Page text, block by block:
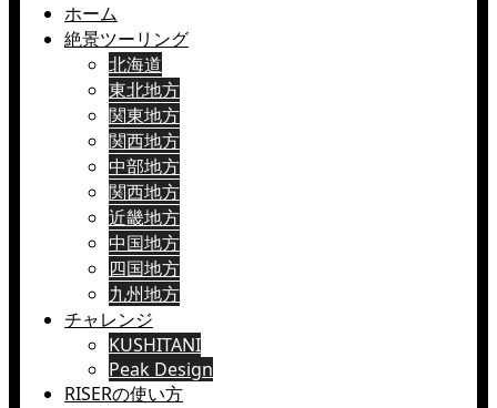
ホーム
絶景ツーリング
北海道
東北地方
関東地方
関西地方
中部地方
関西地方
近畿地方
中国地方
四国地方
九州地方
チャレンジ
KUSHITANI
Peak Design
RISERの使い方